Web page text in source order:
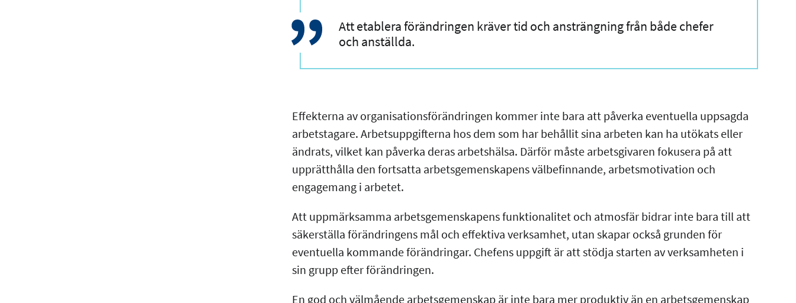
Att etablera förändringen kräver tid och ansträngning från både chefer
och anställda.
Effekterna av organisationsförändringen kommer inte bara att påverka eventuella uppsagda
arbetstagare. Arbetsuppgifterna hos dem som har behållit sina arbeten kan ha utökats eller
ändrats, vilket kan påverka deras arbetshälsa. Därför måste arbetsgivaren fokusera på att
upprätthålla den fortsatta arbetsgemenskapens välbefinnande, arbetsmotivation och
engagemang i arbetet.
Att uppmärksamma arbetsgemenskapens funktionalitet och atmosfär bidrar inte bara till att
säkerställa förändringens mål och effektiva verksamhet, utan skapar också grunden för
eventuella kommande förändringar. Chefens uppgift är att stödja starten av verksamheten i
sin grupp efter förändringen.
En god och välmående arbetsgemenskap är inte bara mer produktiv än en arbetsgemenskap